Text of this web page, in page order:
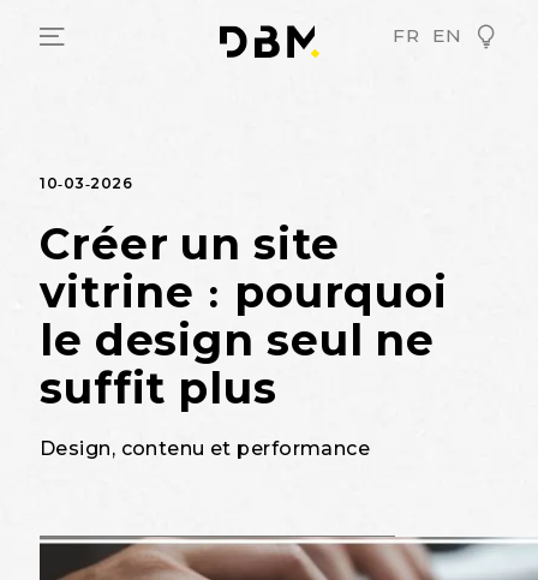
FR EN
10-03-2026
Créer un site
vitrine : pourquoi
le design seul ne
suffit plus
Design, contenu et performance